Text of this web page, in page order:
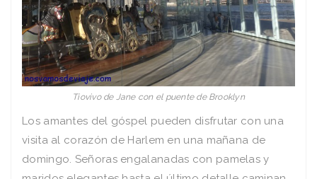
Tiovivo de Jane con el puente de Brooklyn
Los amantes del góspel pueden disfrutar con una
visita al corazón de Harlem en una mañana de
domingo. Señoras engalanadas con pamelas y